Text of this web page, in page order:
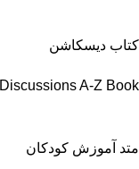
کتاب دیسکاشن
Discussions A-Z Book
متد آموزش کودکان